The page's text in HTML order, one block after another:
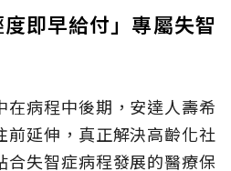
即早給付」專屬失智
在病程中後期，安達人壽希
前延伸，真正解決高齡化社
合失智症病程發展的醫療保